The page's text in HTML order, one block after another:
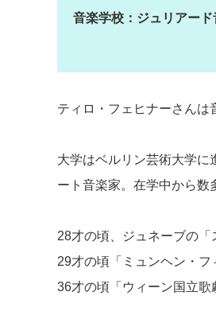
音楽学校：ジュリアード
ティロ・フェヒナーさんは
大学はベルリン芸術大学に
ート音楽家。在学中から数
28才の頃、ジュネーブの
29才の頃「ミュンヘン・
36才の頃「ウィーン国立